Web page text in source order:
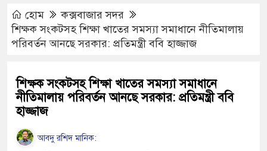
হোম
কক্সবাজার সদর
শিক্ষক সংকটসহ শিক্ষা খাতের সমস্যা সমাধানে নীতিমালায়
পরিবর্তন আনছে সরকার: প্রতিমন্ত্রী ববি হাজ্জাজ
শিক্ষক সংকটসহ শিক্ষা খাতের সমস্যা সমাধানে
নীতিমালায় পরিবর্তন আনছে সরকার: প্রতিমন্ত্রী ববি
হাজ্জাজ
আবদু রশিদ মানিক: